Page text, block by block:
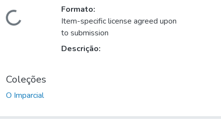
Carregando...
Formato:
Item-specific license agreed upon
to submission
Descrição:
Coleções
O Imparcial